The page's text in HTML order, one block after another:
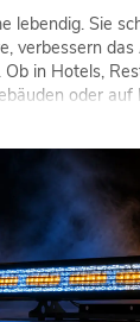
lebendig. Sie
verbessern
in Hotels,
oder auf
gehört